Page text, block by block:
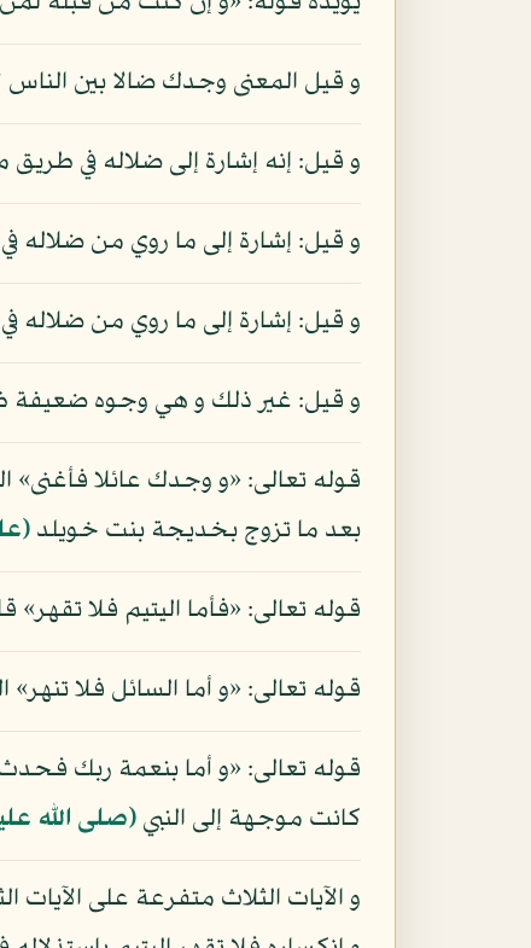
و قيل المعنى وجدك ضالا بين
و قيل: إنه إشارة إلى ضلاله في
و قيل: إشارة إلى ما روي من ضلاله
و قيل: إشارة إلى ما روي من ضلاله
و قيل: غير ذلك و هي وجوه
قوله تعالى: «و وجدك عائلا فأغنى»
بعد ما تزوج بخديجة بنت خويلد
قوله تعالى: «فأما اليتيم فلا
قوله تعالى: «و أما السائل فلا
قوله تعالى: «و أما بنعمة ربك
كانت موجهة إلى النبي(صلى الله
و الآيات الثلاث متفرعة على